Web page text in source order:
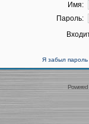
Имя:
Пароль:
Я забыл пароль